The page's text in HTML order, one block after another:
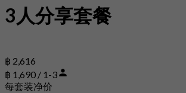
3人分享套餐
฿ 2,616
฿ 1,690 / 1-3
每套装净价